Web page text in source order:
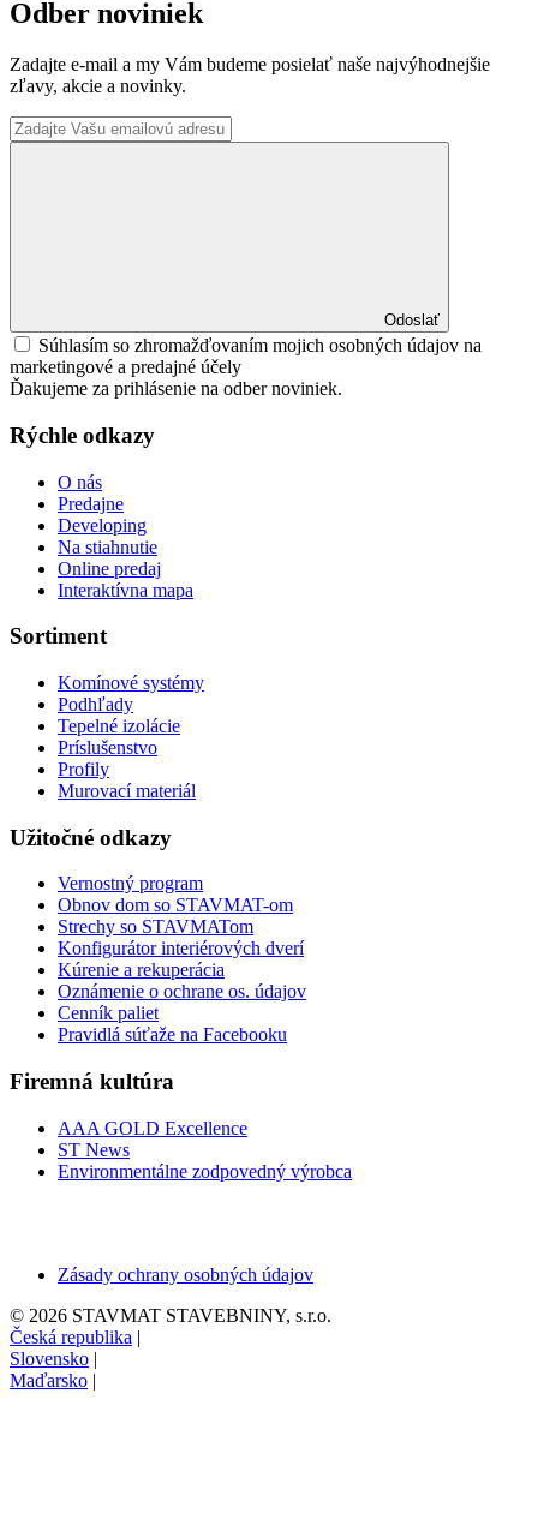
Odber noviniek
Zadajte e-mail a my Vám budeme posielať naše najvýhodnejšie
zľavy, akcie a novinky.
Odoslať
Súhlasím so zhromažďovaním mojich osobných údajov na
marketingové a predajné účely
Ďakujeme za prihlásenie na odber noviniek.
Rýchle odkazy
O nás
Predajne
Developing
Na stiahnutie
Online predaj
Interaktívna mapa
Sortiment
Komínové systémy
Podhľady
Tepelné izolácie
Príslušenstvo
Profily
Murovací materiál
Užitočné odkazy
Vernostný program
Obnov dom so STAVMAT-om
Strechy so STAVMATom
Konfigurátor interiérových dverí
Kúrenie a rekuperácia
Oznámenie o ochrane os. údajov
Cenník paliet
Pravidlá súťaže na Facebooku
Firemná kultúra
AAA GOLD Excellence
ST News
Environmentálne zodpovedný výrobca
Zásady ochrany osobných údajov
© 2026 STAVMAT STAVEBNINY, s.r.o.
Česká republika |
Slovensko |
Maďarsko |